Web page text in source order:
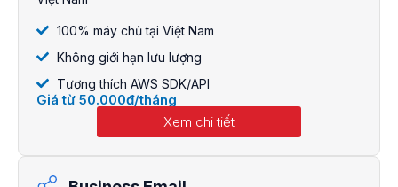
100% máy chủ tại Việt Nam
Không giới hạn lưu lượng
Tương thích AWS SDK/API
Giá từ 50.000đ/tháng
Xem chi tiết